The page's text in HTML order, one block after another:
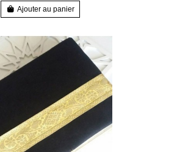
Ajouter au panier